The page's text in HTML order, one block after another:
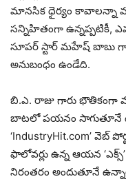
మానసిక ధైర్యం కావాలన్నా
సన్నిహితంగా ఉన్నప్పటికీ,
సూపర్ స్టార్ మహేష్ బాబు
అనుబంధం ఉండేది.
బి.ఎ. రాజు గారు
బాటలో పయనం సాగుతూనే
‘IndustryHit.com’ వెబ్
ఫాలోవర్లు ఉన్న ఆయన
నిరంతరం అందుతూనే